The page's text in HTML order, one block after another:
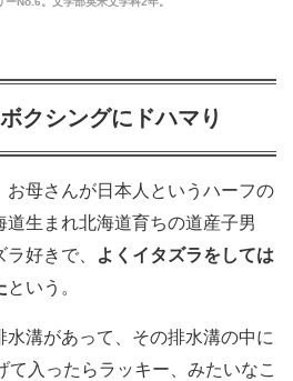
クシングにドハマり
お母さんが日本人というハーフの
道生まれ北海道育ちの道産子男
好きで、
よくイタズラをしては
という。
水溝があって、その排水溝の中に
て入ったらラッキー、みたいなこ